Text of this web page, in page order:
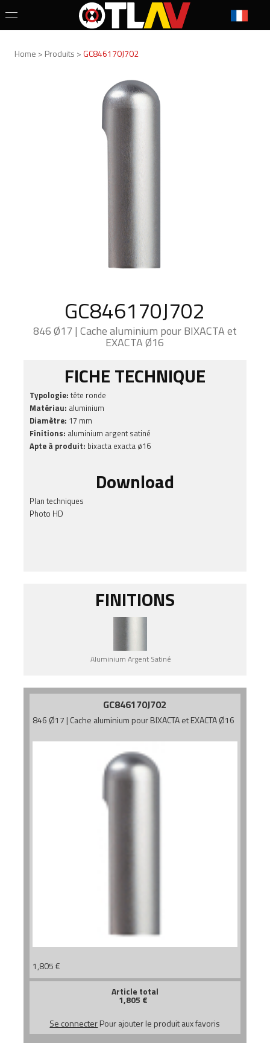
Home > Produits >GC846170J702
GC846170J702
846 Ø17 | Cache aluminium pour BIXACTA et
EXACTA Ø16
FICHE TECHNIQUE
Typologie: tête ronde
Matériau: aluminium
Diamètre: 17 mm
Finitions: aluminium argent satiné
Apte à produit: bixacta exacta ø16
Download
Plan techniques
Photo HD
FINITIONS
Aluminium Argent Satiné
GC846170J702
846 Ø17 | Cache aluminium pour BIXACTA et EXACTA Ø16
1,805€
Article total
1,805 €
Se connecterPour ajouter le produit aux favoris